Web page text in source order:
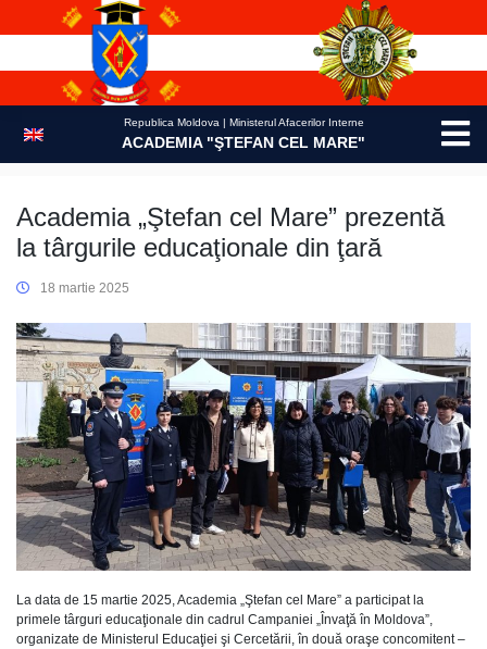
Republica Moldova | Ministerul Afacerilor Interne
ACADEMIA "ŞTEFAN CEL MARE"
Academia „Ştefan cel Mare” prezentă
la târgurile educaţionale din ţară
18 martie 2025
La data de 15 martie 2025, Academia „Ştefan cel Mare” a participat la
primele târguri educaţionale din cadrul Campaniei „Învaţă în Moldova”,
organizate de Ministerul Educaţiei şi Cercetării, în două oraşe concomitent –